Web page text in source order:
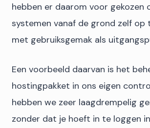
hebben er daarom voor gekozen
systemen vanaf de grond zelf op
met gebruiksgemak als
Een voorbeeld daarvan is het
hostingpakket in ons eigen
hebben we zeer laagdrempelig
zonder dat je hoeft in te loggen